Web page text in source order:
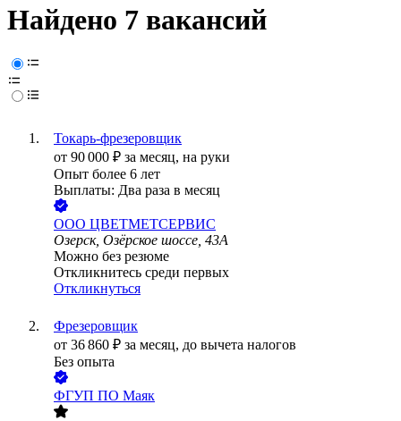
Найдено 7 вакансий
Токарь-фрезеровщик
от 90 000 ₽ за месяц, на руки
Опыт более 6 лет
Выплаты: Два раза в месяц
ООО ЦВЕТМЕТСЕРВИС
Озерск, Озёрское шоссе, 43А
Можно без резюме
Откликнитесь среди первых
Откликнуться
Фрезеровщик
от 36 860 ₽ за месяц, до вычета налогов
Без опыта
ФГУП ПО Маяк